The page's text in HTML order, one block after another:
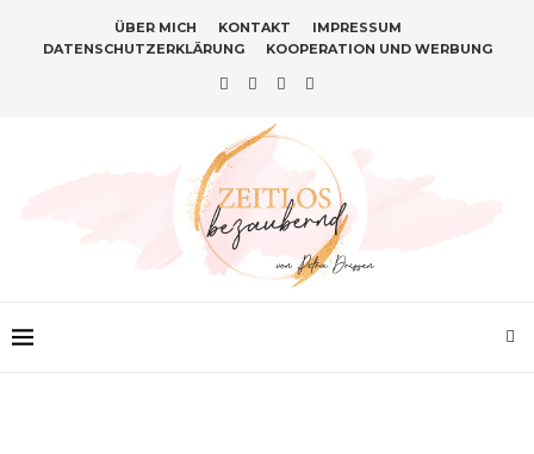
ÜBER MICH KONTAKT
IMPRESSUM
DATENSCHUTZERKLÄRUNG
KOOPERATION UND WERBUNG